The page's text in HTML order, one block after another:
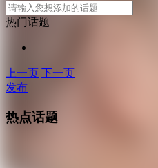
热门话题
上一页 下一页
发布
热点话题